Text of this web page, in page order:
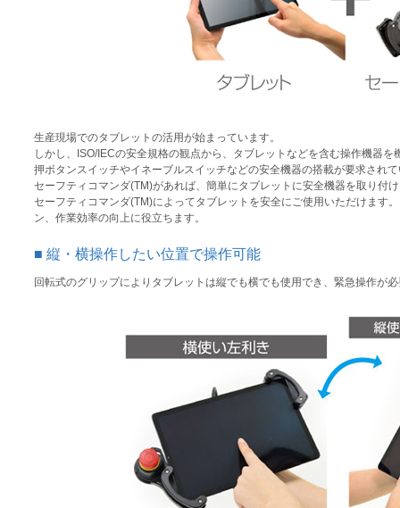
生産現場でのタブレットの活用が始まっています。
しかし、ISO/IECの安全規格の観点から、タブレットなどを含む操作機器
押ボタンスイッチやイネーブルスイッチなどの安全機器の搭載が要求され
セーフティコマンダ(TM)があれば、簡単にタブレットに安全機器を取り付
セーフティコマンダ(TM)によってタブレットを安全にご使用いただけます
ン、作業効率の向上に役立ちます。
縦・横操作したい位置で操作可能
回転式のグリップによりタブレットは縦でも横でも使用でき、緊急操作が